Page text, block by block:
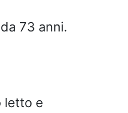
73 anni.
letto e